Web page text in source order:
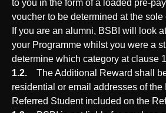
to you in the form of a loaded pre-
voucher to be determined at the
If you are an alumni, BSBI will look
your Programme whilst you were a
determine which category at clause
1.2.
The Additional Reward shall
residential or email addresses of the
Referred Student included on the